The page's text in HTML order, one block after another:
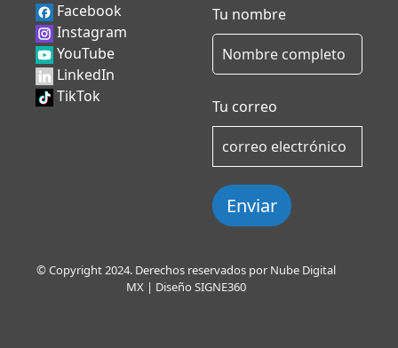
Facebook
Instagram
YouTube
LinkedIn
TikTok
Tu nombre
Tu correo
Enviar
© Copyright 2024. Derechos reservados por Nube Digital
MX | Diseño SIGNE360